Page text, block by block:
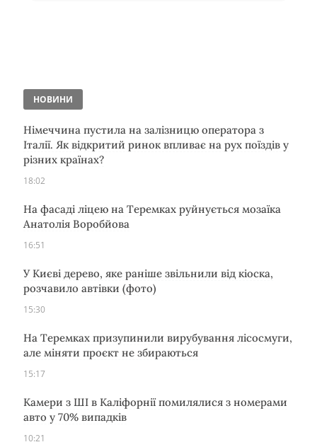
НОВИНИ
Німеччина пустила на залізницю оператора з
Італії. Як відкритий ринок впливає на рух поїздів у
різних країнах?
18:02
На фасаді ліцею на Теремках руйнується мозаїка
Анатолія Воробйова
16:51
У Києві дерево, яке раніше звільнили від кіоска,
розчавило автівки (фото)
15:30
На Теремках призупинили вирубування лісосмуги,
але міняти проєкт не збираються
15:17
Камери з ШІ в Каліфорнії помилялися з номерами
авто у 70% випадків
10:21